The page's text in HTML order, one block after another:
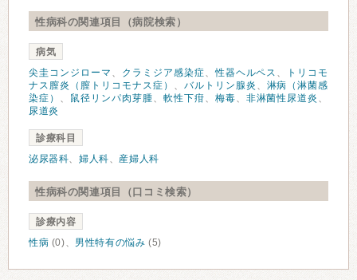
性病科の関連項目（病院検索）
病気
尖圭コンジローマ 、 クラミジア感染症、性器ヘルペス 、
トリコモ
ナス膣炎（膣トリコモナス症） 、 バルトリン腺炎 、 淋病（淋菌感
染症） 、 鼠径リンパ肉芽腫、 軟性下疳、 梅毒、 非淋菌性尿道炎 、
尿道炎
診療科目
泌尿器科、婦人科、 産婦人科
性病科の関連項目（口コミ検索）
診療内容
性病 (0)、 男性特有の悩み (5)